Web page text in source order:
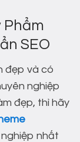
Phẩm
SEO
đẹp và có
nghiệp
đẹp, thì hãy
nhất